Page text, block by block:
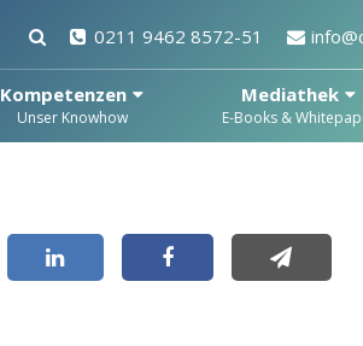
0211 9462 8572-51
Kompetenzen
Unser Knowhow
Mediathek
E-Books &